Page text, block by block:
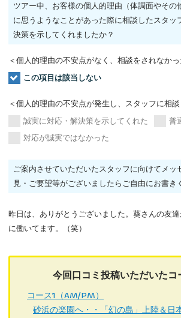
ツアー中、お客様の個人的理由（体調面やその
に思うようなことがあった際に相談したスタッ
決策を示してくれましたか？
＜個人的理由の不安点がなく、相談をされなか
この項目は該当しない
＜個人的理由の不安点が発生し、スタッフに相
誠実に対応・解決策を示してくれた
普
対応が誠実ではなかった
ご案内させていただいたスタッフに向けてメッ
見・ご要望等がございましたらご自由にお書き
昨日は、ありがとうございました。葵さんの友
に働いてます。（笑）
今回口コミ投稿いただいたコ
コース1（AM/PM）
砂浜の楽園へ・・「幻の島」上陸＆日